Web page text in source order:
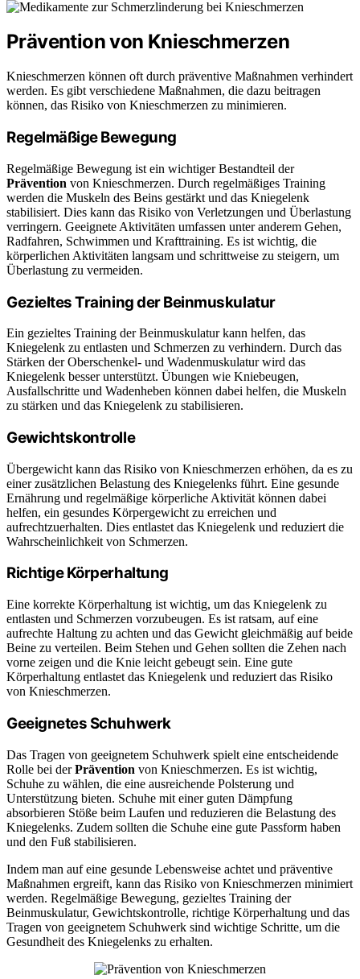
Prävention von Knieschmerzen
Knieschmerzen können oft durch präventive Maßnahmen verhindert
werden. Es gibt verschiedene Maßnahmen, die dazu beitragen
können, das Risiko von Knieschmerzen zu minimieren.
Regelmäßige Bewegung
Regelmäßige Bewegung ist ein wichtiger Bestandteil der
Prävention von Knieschmerzen. Durch regelmäßiges Training
werden die Muskeln des Beins gestärkt und das Kniegelenk
stabilisiert. Dies kann das Risiko von Verletzungen und Überlastung
verringern. Geeignete Aktivitäten umfassen unter anderem Gehen,
Radfahren, Schwimmen und Krafttraining. Es ist wichtig, die
körperlichen Aktivitäten langsam und schrittweise zu steigern, um
Überlastung zu vermeiden.
Gezieltes Training der Beinmuskulatur
Ein gezieltes Training der Beinmuskulatur kann helfen, das
Kniegelenk zu entlasten und Schmerzen zu verhindern. Durch das
Stärken der Oberschenkel- und Wadenmuskulatur wird das
Kniegelenk besser unterstützt. Übungen wie Kniebeugen,
Ausfallschritte und Wadenheben können dabei helfen, die Muskeln
zu stärken und das Kniegelenk zu stabilisieren.
Gewichtskontrolle
Übergewicht kann das Risiko von Knieschmerzen erhöhen, da es zu
einer zusätzlichen Belastung des Kniegelenks führt. Eine gesunde
Ernährung und regelmäßige körperliche Aktivität können dabei
helfen, ein gesundes Körpergewicht zu erreichen und
aufrechtzuerhalten. Dies entlastet das Kniegelenk und reduziert die
Wahrscheinlichkeit von Schmerzen.
Richtige Körperhaltung
Eine korrekte Körperhaltung ist wichtig, um das Kniegelenk zu
entlasten und Schmerzen vorzubeugen. Es ist ratsam, auf eine
aufrechte Haltung zu achten und das Gewicht gleichmäßig auf beide
Beine zu verteilen. Beim Stehen und Gehen sollten die Zehen nach
vorne zeigen und die Knie leicht gebeugt sein. Eine gute
Körperhaltung entlastet das Kniegelenk und reduziert das Risiko
von Knieschmerzen.
Geeignetes Schuhwerk
Das Tragen von geeignetem Schuhwerk spielt eine entscheidende
Rolle bei derPrävention von Knieschmerzen. Es ist wichtig,
Schuhe zu wählen, die eine ausreichende Polsterung und
Unterstützung bieten. Schuhe mit einer guten Dämpfung
absorbieren Stöße beim Laufen und reduzieren die Belastung des
Kniegelenks. Zudem sollten die Schuhe eine gute Passform haben
und den Fuß stabilisieren.
Indem man auf eine gesunde Lebensweise achtet und präventive
Maßnahmen ergreift, kann das Risiko von Knieschmerzen minimiert
werden. Regelmäßige Bewegung, gezieltes Training der
Beinmuskulatur, Gewichtskontrolle, richtige Körperhaltung und das
Tragen von geeignetem Schuhwerk sind wichtige Schritte, um die
Gesundheit des Kniegelenks zu erhalten.